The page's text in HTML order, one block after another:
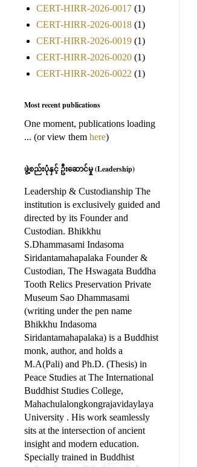
CERT-HIRR-2026-0017 (1)
CERT-HIRR-2026-0018 (1)
CERT-HIRR-2026-0019 (1)
CERT-HIRR-2026-0020 (1)
CERT-HIRR-2026-0022 (1)
Most recent publications
One moment, publications loading
... (or view them here)
ဖွဲ့စည်းပုံနှင့် ဦးဆောင်မှု (Leadership)
Leadership & Custodianship The
institution is exclusively guided and
directed by its Founder and
Custodian. Bhikkhu
S.Dhammasami Indasoma
Siridantamahapalaka Founder &
Custodian, The Hswagata Buddha
Tooth Relics Preservation Private
Museum Sao Dhammasami
(writing under the pen name
Bhikkhu Indasoma
Siridantamahapalaka) is a Buddhist
monk, author, and holds a
M.A(Pali) and Ph.D. (Thesis) in
Peace Studies at The International
Buddhist Studies College,
Mahachulalongkongrajavidaylaya
University . His work seamlessly
sits at the intersection of ancient
insight and modern education.
Specially trained in Buddhist